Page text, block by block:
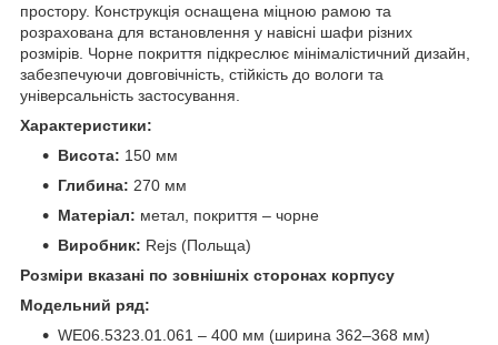
простору. Конструкція оснащена міцною рамою та
розрахована для встановлення у навісні шафи різних
розмірів. Чорне покриття підкреслює мінімалістичний дизайн,
забезпечуючи довговічність, стійкість до вологи та
універсальність застосування.
Характеристики:
Висота: 150 мм
Глибина: 270 мм
Матеріал: метал, покриття – чорне
Виробник: Rejs (Польща)
Розміри вказані по зовнішніх сторонах корпусу
Модельний ряд:
WE06.5323.01.061 – 400 мм (ширина 362–368 мм)